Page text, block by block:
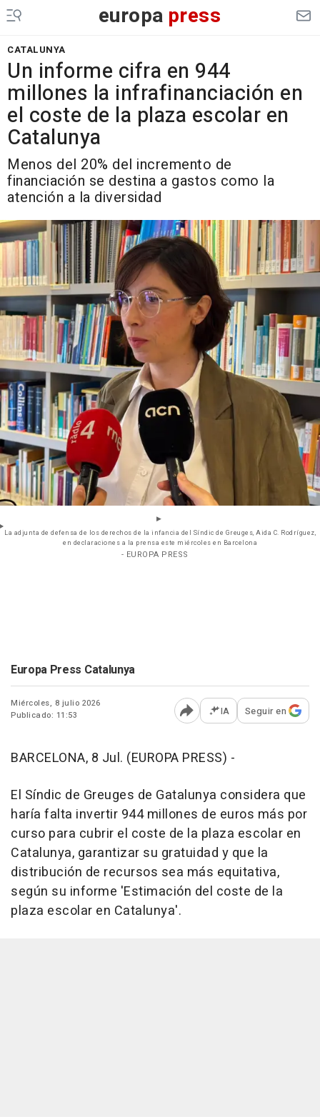
europa press
CATALUNYA
Un informe cifra en 944
millones la infrafinanciación en
el coste de la plaza escolar en
Catalunya
Menos del 20% del incremento de
financiación se destina a gastos como la
atención a la diversidad
La adjunta de defensa de los derechos de la infancia del Síndic de Greuges, Aida C. Rodríguez,
en declaraciones a la prensa este miércoles en Barcelona
- EUROPA PRESS
Europa Press Catalunya
Miércoles, 8 julio 2026
Publicado: 11:53
Abrir opciones para
IA Seguir en
BARCELONA, 8 Jul. (EUROPA PRESS) -
El Síndic de Greuges de Gatalunya considera que
haría falta invertir 944 millones de euros más por
curso para cubrir el coste de la plaza escolar en
Catalunya, garantizar su gratuidad y que la
distribución de recursos sea más equitativa,
según su informe 'Estimación del coste de la
plaza escolar en Catalunya'.